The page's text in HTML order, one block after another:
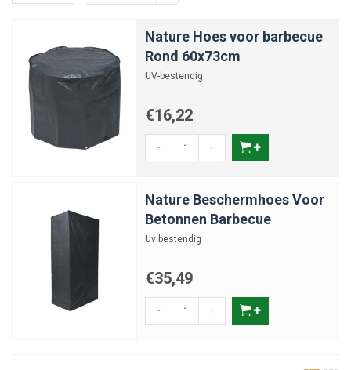
Nature Hoes voor barbecue
Rond 60x73cm
UV-bestendig
€16,22
- +
Nature Beschermhoes Voor
Betonnen Barbecue
Uv bestendig
€35,49
- +